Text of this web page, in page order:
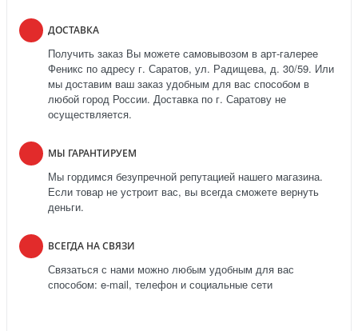
ДОСТАВКА
Получить заказ Вы можете самовывозом в арт-галерее
Феникс по адресу г. Саратов, ул. Радищева, д. 30/59. Или
мы доставим ваш заказ удобным для вас способом в
любой город России. Доставка по г. Саратову не
осуществляется.
МЫ ГАРАНТИРУЕМ
Мы гордимся безупречной репутацией нашего магазина.
Если товар не устроит вас, вы всегда сможете вернуть
деньги.
ВСЕГДА НА СВЯЗИ
Связаться с нами можно любым удобным для вас
способом: e-mail, телефон и социальные сети